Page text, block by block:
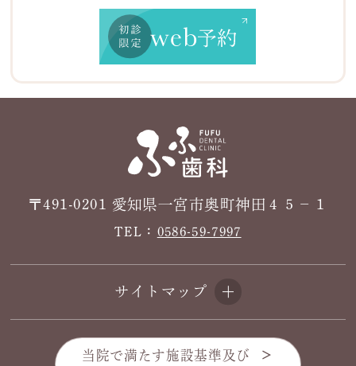
〒491-0201 愛知県一宮市奥町神田４５−１
TEL： 0586-59-7997
サイトマップ
当院で満たす施設基準及び